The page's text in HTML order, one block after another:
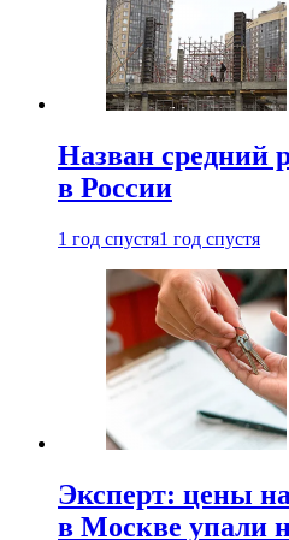
Назван средний
в России
1 год спустя1 год спустя
Эксперт: цены
в Москве упали